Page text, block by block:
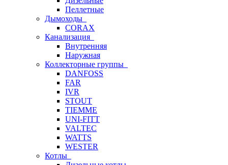
Пеллетные
Дымоходы
CORAX
Канализация
Внутренняя
Наружная
Коллекторные группы
DANFOSS
FAR
IVR
STOUT
TIEMME
UNI-FITT
VALTEC
WATTS
WESTER
Котлы